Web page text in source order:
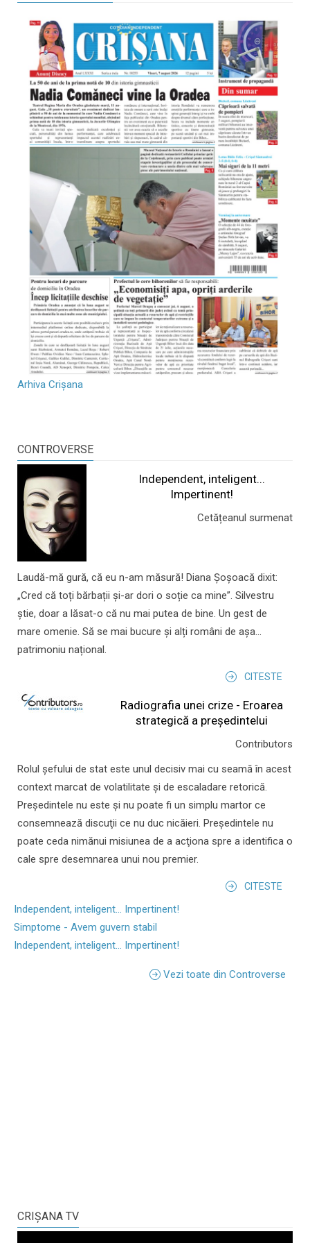
Arhiva Crișana
CONTROVERSE
Independent, inteligent...
Impertinent!
Cetățeanul surmenat
Laudă-mă gură, că eu n-am măsură! Diana Șoșoacă dixit:
„Cred că toți bărbații și-ar dori o soție ca mine”. Silvestru
știe, doar a lăsat-o că nu mai putea de bine. Un gest de
mare omenie. Să se mai bucure și alți români de așa...
patrimoniu național.
CITESTE
Radiografia unei crize - Eroarea
strategică a președintelui
Contributors
Rolul şefului de stat este unul decisiv mai cu seamă în acest
context marcat de volatilitate şi de escaladare retorică.
Preşedintele nu este şi nu poate fi un simplu martor ce
consemnează discuţii ce nu duc nicăieri. Preşedintele nu
poate ceda nimănui misiunea de a acţiona spre a identifica o
cale spre desemnarea unui nou premier.
CITESTE
Independent, inteligent... Impertinent!
Simptome - Avem guvern stabil
Independent, inteligent... Impertinent!
Vezi toate din Controverse
CRIŞANA TV